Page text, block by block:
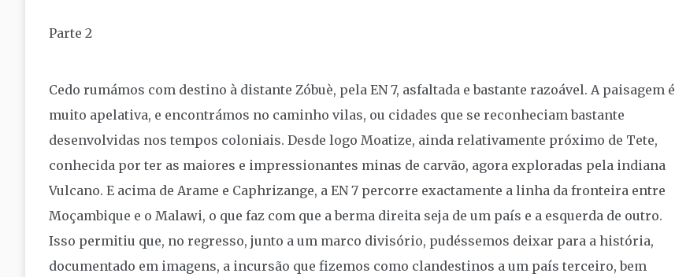
Parte 2
Cedo rumámos com destino à distante Zóbuè, pela EN 7, asfaltada e bastante razoável. A paisagem é
muito apelativa, e encontrámos no caminho vilas, ou cidades que se reconheciam bastante
desenvolvidas nos tempos coloniais. Desde logo Moatize, ainda relativamente próximo de Tete,
conhecida por ter as maiores e impressionantes minas de carvão, agora exploradas pela indiana
Vulcano. E acima de Arame e Caphrizange, a EN 7 percorre exactamente a linha da fronteira entre
Moçambique e o Malawi, o que faz com que a berma direita seja de um país e a esquerda de outro.
Isso permitiu que, no regresso, junto a um marco divisório, pudéssemos deixar para a história,
documentado em imagens, a incursão que fizemos como clandestinos a um país terceiro, bem